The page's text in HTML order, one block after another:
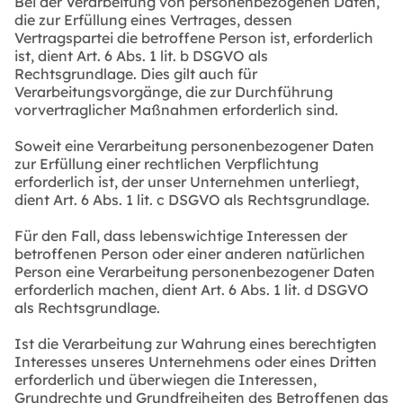
die zur Erfüllung eines Vertrages, dessen
Vertragspartei die betroffene Person ist, erforderlich
ist, dient Art. 6 Abs. 1 lit. b DSGVO als
Rechtsgrundlage. Dies gilt auch für
Verarbeitungsvorgänge, die zur Durchführung
vorvertraglicher Maßnahmen erforderlich sind.
Soweit eine Verarbeitung personenbezogener Daten
zur Erfüllung einer rechtlichen Verpflichtung
erforderlich ist, der unser Unternehmen unterliegt,
dient Art. 6 Abs. 1 lit. c DSGVO als Rechtsgrundlage.
Für den Fall, dass lebenswichtige Interessen der
betroffenen Person oder einer anderen natürlichen
Person eine Verarbeitung personenbezogener Daten
erforderlich machen, dient Art. 6 Abs. 1 lit. d DSGVO
als Rechtsgrundlage.
Ist die Verarbeitung zur Wahrung eines berechtigten
Interesses unseres Unternehmens oder eines Dritten
erforderlich und überwiegen die Interessen,
Grundrechte und Grundfreiheiten des Betroffenen das